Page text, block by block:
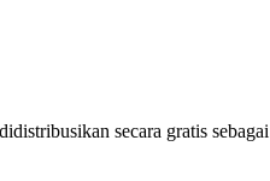
secara gratis